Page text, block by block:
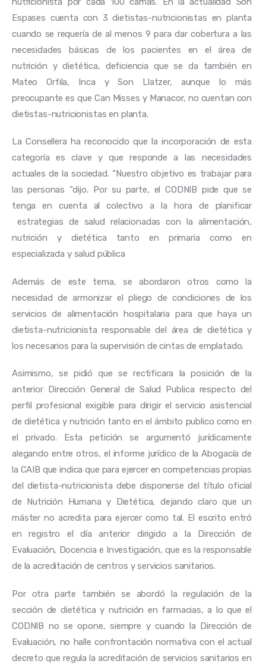
Espases cuenta con 3 dietistas-nutricionistas en planta
cuando se requería de al menos 9 para dar cobertura a las
necesidades básicas de los pacientes en el área de
nutrición y dietética, deficiencia que se da también en
Mateo Orfila, Inca y Son Llatzer, aunque lo más
preocupante es que Can Misses y Manacor, no cuentan con
dietistas-nutricionistas en planta.
La Consellera ha reconocido que la incorporación de esta
categoría es clave y que responde a las necesidades
actuales de la sociedad. “Nuestro objetivo es trabajar para
las personas “dijo. Por su parte, el CODNIB pide que se
tenga en cuenta al colectivo a la hora de planificar
estrategias de salud relacionadas con la alimentación,
nutrición y dietética tanto en primaria como en
especializada y salud pública
Además de este tema, se abordaron otros como la
necesidad de armonizar el pliego de condiciones de los
servicios de alimentación hospitalaria para que haya un
dietista-nutricionista responsable del área de dietética y
los necesarios para la supervisión de cintas de emplatado.
Asimismo, se pidió que se rectificara la posición de la
anterior Dirección General de Salud Publica respecto del
perfil profesional exigible para dirigir el servicio asistencial
de dietética y nutrición tanto en el ámbito publico como en
el privado. Esta petición se argumentó jurídicamente
alegando entre otros, el informe jurídico de la Abogacía de
la CAIB que indica que para ejercer en competencias propias
del dietista-nutricionista debe disponerse del título oficial
de Nutrición Humana y Dietética, dejando claro que un
máster no acredita para ejercer como tal. El escrito entró
en registro el día anterior dirigido a la Dirección de
Evaluación, Docencia e Investigación, que es la responsable
de la acreditación de centros y servicios sanitarios.
Por otra parte también se abordó la regulación de la
sección de dietética y nutrición en farmacias, a lo que el
CODNIB no se opone, siempre y cuando la Dirección de
Evaluación, no halle confrontación normativa con el actual
decreto que regula la acreditación de servicios sanitarios en